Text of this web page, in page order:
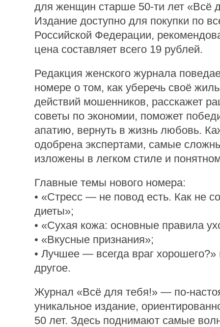
для женщин старше 50-ти лет «Всё
Издание доступно для покупки по
Российской Федерации,
цена составляет всего 19 рублей.
Редакция женского журнала
номере о том, как уберечь своё
действий мошенников, расскажет
советы по экономии, поможет
апатию, вернуть в жизнь любовь.
одобрена экспертами, самые
изложены в легком стиле и
Главные темы нового номера:
• «Стресс — не повод есть. Как не
диеты»;
• «Сухая кожа: основные правила
• «Вкусные признания»;
• Лучшее — всегда враг хорошего?»
другое.
Журнал «Всё для тебя!» — по-
уникальное издание,
50 лет. Здесь поднимают самые